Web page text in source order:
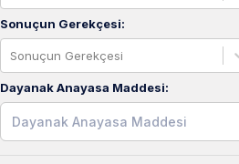
Sonuçun Gerekçesi:
Sonuçun Gerekçesi
Dayanak Anayasa Maddesi: